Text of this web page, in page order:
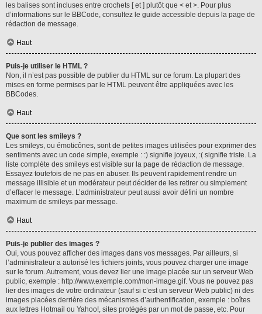
les balises sont incluses entre crochets [ et ] plutôt que < et >. Pour plus
d’informations sur le BBCode, consultez le guide accessible depuis la page de
rédaction de message.
Haut
Puis-je utiliser le HTML ?
Non, il n’est pas possible de publier du HTML sur ce forum. La plupart des
mises en forme permises par le HTML peuvent être appliquées avec les
BBCodes.
Haut
Que sont les smileys ?
Les smileys, ou émoticônes, sont de petites images utilisées pour exprimer des
sentiments avec un code simple, exemple : :) signifie joyeux, :( signifie triste. La
liste complète des smileys est visible sur la page de rédaction de message.
Essayez toutefois de ne pas en abuser. Ils peuvent rapidement rendre un
message illisible et un modérateur peut décider de les retirer ou simplement
d’effacer le message. L’administrateur peut aussi avoir défini un nombre
maximum de smileys par message.
Haut
Puis-je publier des images ?
Oui, vous pouvez afficher des images dans vos messages. Par ailleurs, si
l’administrateur a autorisé les fichiers joints, vous pouvez charger une image
sur le forum. Autrement, vous devez lier une image placée sur un serveur Web
public, exemple : http://www.exemple.com/mon-image.gif. Vous ne pouvez pas
lier des images de votre ordinateur (sauf si c’est un serveur Web public) ni des
images placées derrière des mécanismes d’authentification, exemple : boîtes
aux lettres Hotmail ou Yahoo!, sites protégés par un mot de passe, etc. Pour